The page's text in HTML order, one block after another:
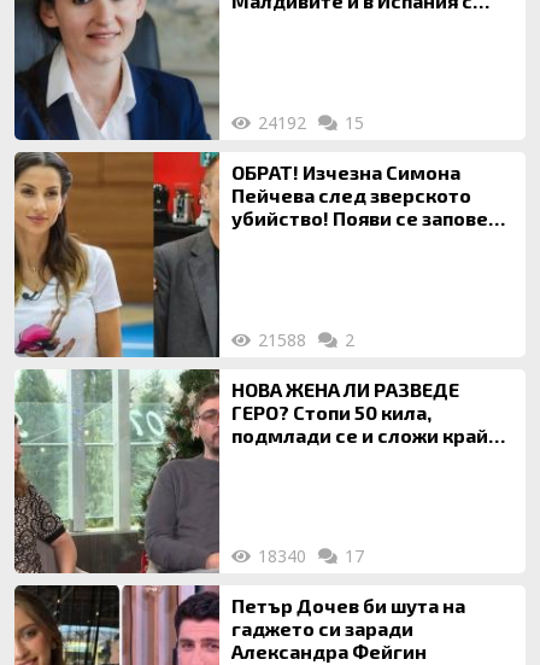
24192 15
ОБРАТ! Изчезна Симона
Пейчева след зверското
убийство! Появи се заповед
21588 2
НОВА ЖЕНА ЛИ РАЗВЕДЕ
ГЕРО? Стопи 50 кила,
подмлади се и сложи край
18340 17
Петър Дочев би шута на
гаджето си заради
Александра Фейгин